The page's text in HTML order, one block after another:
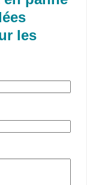
les